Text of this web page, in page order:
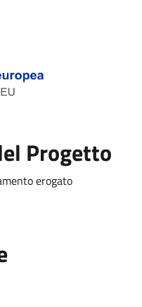
Progetto
erogato